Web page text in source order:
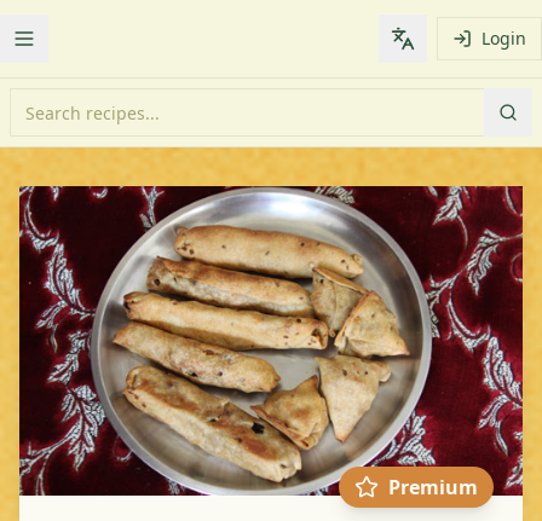
Toggle Menu Change Login
Premium